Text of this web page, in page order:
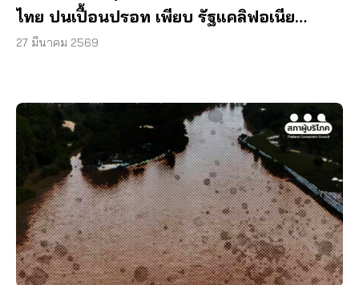
ไทย ปนเปื้อนปรอท เพียบ รัฐแคลิฟอเนีย
ออกโรงเตือนผู้บริโภค
27 มีนาคม 2569